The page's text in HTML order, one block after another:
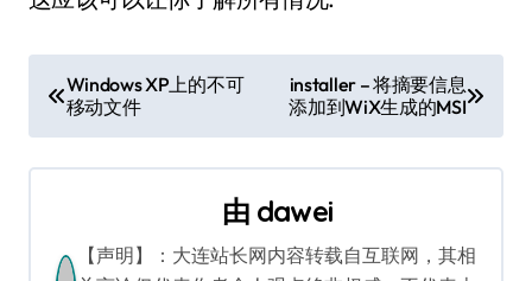
文
章
导
Windows XP上的不可
移动文件
installer – 将摘要信息
添加到WiX生成的MSI
由 dawei
【声明】：大连站长网内容转载自互联网，其相